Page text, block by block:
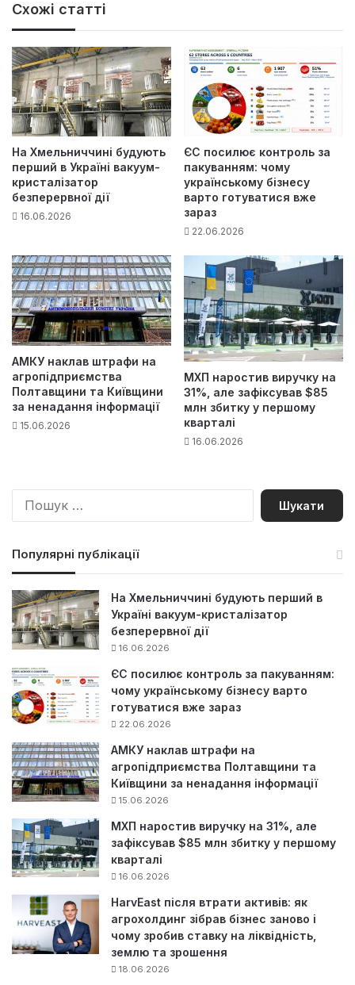
Схожі статті
На Хмельниччині будують
перший в Україні вакуум-
кристалізатор
безперервної дії
16.06.2026
ЄС посилює контроль за
пакуванням: чому
українському бізнесу
варто готуватися вже
зараз
22.06.2026
АМКУ наклав штрафи на
агропідприємства
Полтавщини та Київщини
за ненадання інформації
15.06.2026
МХП наростив виручку на
31%, але зафіксував $85
млн збитку у першому
кварталі
16.06.2026
П
Популярні публікації
На Хмельниччині будують перший в
Україні вакуум-кристалізатор
безперервної дії
16.06.2026
ЄС посилює контроль за пакуванням:
чому українському бізнесу варто
готуватися вже зараз
22.06.2026
АМКУ наклав штрафи на
агропідприємства Полтавщини та
Київщини за ненадання інформації
15.06.2026
МХП наростив виручку на 31%, але
зафіксував $85 млн збитку у першому
кварталі
16.06.2026
HarvEast після втрати активів: як
агрохолдинг зібрав бізнес заново і
чому зробив ставку на ліквідність,
землю та зрошення
18.06.2026